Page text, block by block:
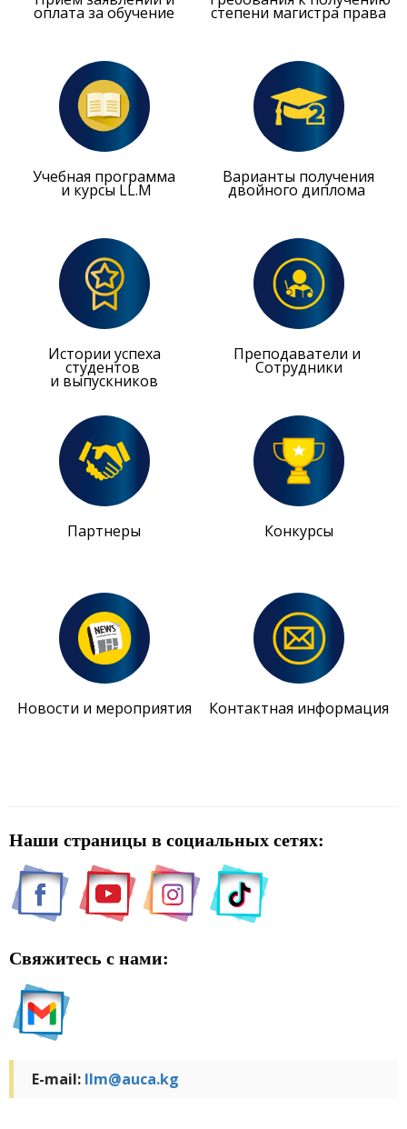
оплата за обучение степени магистра права
Учебная программа
и курсы LL.M
Варианты получения
двойного диплома
Истории успеха
студентов
и выпускников
Преподаватели и
Сотрудники
Партнеры Конкурсы
Новости и мероприятия Контактная информация
Наши страницы в социальных сетях:
Свяжитесь с нами:
E-mail: llm@auca.kg